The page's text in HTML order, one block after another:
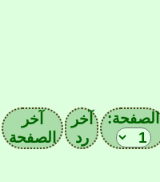
الصفحة:
آخر
رد
آخر
الصفحة